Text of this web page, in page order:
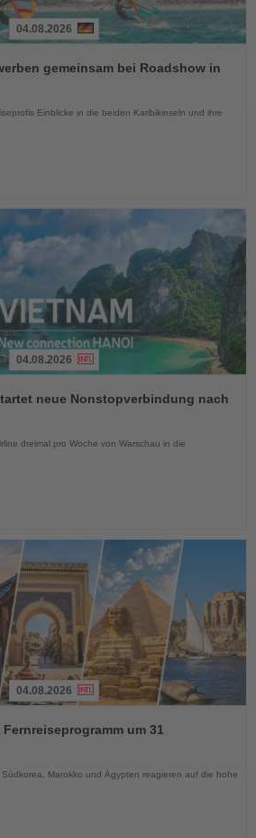
04.08.2026
gemeinsam bei Roadshow in
Einblicke in die beiden Karibikinseln und ihre
04.08.2026
neue Nonstopverbindung nach
dreimal pro Woche von Warschau in die
04.08.2026
um 31
Marokko und Ägypten reagieren auf die hohe